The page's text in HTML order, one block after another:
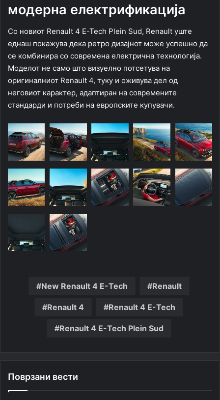
модерна електрификација
Со новиот Renault 4 E-Tech Plein Sud, Renault уште
еднаш покажува дека ретро дизајнот може успешно да
се комбинира со современа електрична технологија.
Моделот не само што визуелно потсетува на
оригиналниот Renault 4, туку и оживува дел од
неговиот карактер, адаптиран на современите
стандарди и потреби на европските купувачи.
New Renault 4 E-Tech Renault
Renault 4 Renault 4 E-Tech
Renault 4 E-Tech Plein Sud
Поврзани вести